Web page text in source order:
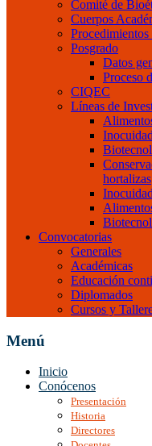
Comité de
Cuerpos
Posgrado
Datos
Proceso
CIQEC
Líneas de
hortalizas
Convocatorias
Generales
Académicas
Educación
Diplomados
Cursos y
Menú
Inicio
Conócenos
Presentación
Historia
Directores